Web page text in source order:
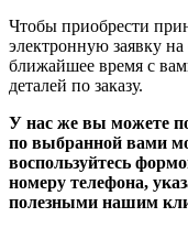
Чтобы приобрести
электронную заявку
ближайшее время с
деталей по заказу.
У нас же вы можете
по выбранной вами
воспользуйтесь
номеру телефона,
полезными нашим